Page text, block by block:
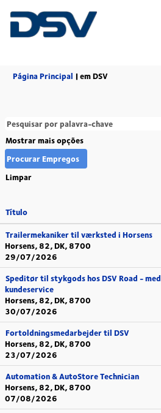
Página Principal | em DSV(página
Mostrar mais opções
Limpar
Título
Trailermekaniker til værksted i Horsens
Horsens, 82, DK, 8700
29/07/2026
Speditør til stykgods hos DSV Road -
kundeservice
Horsens, 82, DK, 8700
30/07/2026
Fortoldningsmedarbejder til DSV
Horsens, 82, DK, 8700
23/07/2026
Automation & AutoStore Technician
Horsens, 82, DK, 8700
07/08/2026